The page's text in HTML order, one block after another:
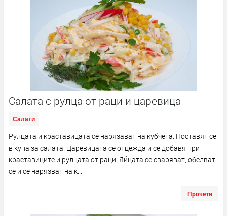
Салата с рулца от раци и царевица
Салати
Рулцата и краставицата се нарязават на кубчета. Поставят се
в купа за салата. Царевицата се отцежда и се добавя при
краставиците и рулцата от раци. Яйцата се сваряват, обелват
се и се нарязват на к...
Прочети